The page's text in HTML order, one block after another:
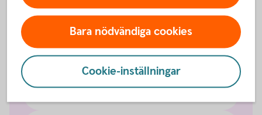
Välj innehåll i pensionsplanen
Bara nödvändiga cookies
Cookie-inställningar